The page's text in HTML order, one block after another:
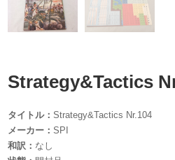
Strategy&Tactics
タイトル：Strategy&Tactics Nr.104
メーカー：SPI
和訳： なし